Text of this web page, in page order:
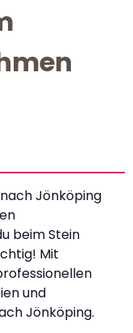
Jönköping
beim Stein
Mit
und
Jönköping.